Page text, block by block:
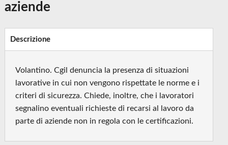
aziende
Descrizione
Volantino. Cgil denuncia la presenza di situazioni
lavorative in cui non vengono rispettate le norme e i
criteri di sicurezza. Chiede, inoltre, che i lavoratori
segnalino eventuali richieste di recarsi al lavoro da
parte di aziende non in regola con le certificazioni.